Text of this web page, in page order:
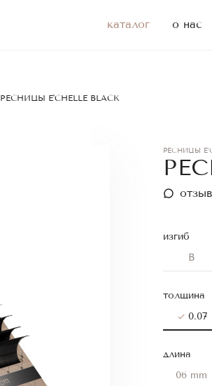
каталог о нас
РЕСНИЦЫ E'CHELLE BLACK
РЕСНИЦЫ
изгиб
B
толщина
0.07
длина
06 mm